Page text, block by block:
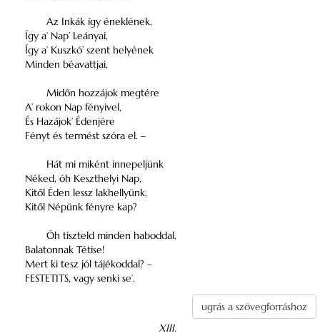
Az Inkák így éneklének,
Így a’ Nap’ Leányai,
Így a’ Kuszkó’ szent helyének
Minden béavattjai,
Midőn hozzájok megtére
A’ rokon Nap fényivel,
És Hazájok’ Édenjére
Fényt és termést szóra el. –
Hát mi miként innepeljünk
Néked, óh Keszthelyi Nap,
Kitől Éden lessz lakhellyünk,
Kitől Népünk fényre kap?
Óh tiszteld minden haboddal,
Balatonnak Tétise!
Mert ki tesz jól tájékoddal? –
FESTETITS, vagy senki se’.
ugrás a szövegforráshoz
XIII.